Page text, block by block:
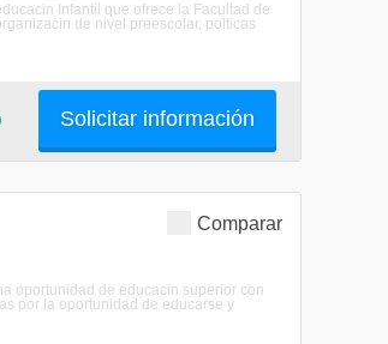
Infantil que ofrece la Facultad de
de nivel preescolar, polticas
Solicitar información
Comparar
oportunidad de educacin superior con
por la oportunidad de educarse y